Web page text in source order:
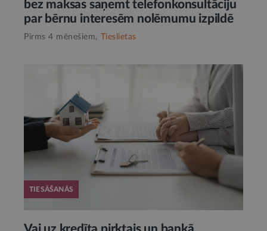
bez maksas saņemt telefonkonsultāciju
par bērnu interesēm nolēmumu izpildē
Pirms 4 mēnešiem, Tieslietas
TIESĀŠANĀS